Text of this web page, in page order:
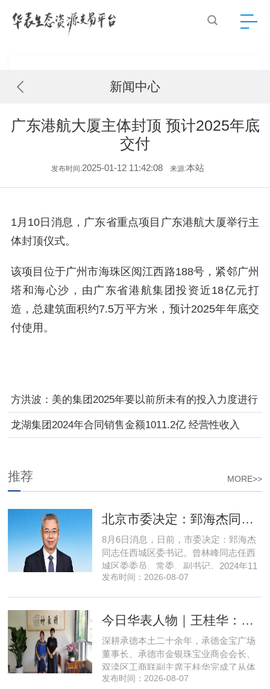
新闻中心
广东港航大厦主体封顶 预计2025年底
交付
发布时间:2025-01-12 11:42:08 来源:本站
1月10日消息，广东省重点项目广东港航大厦举行主
体封顶仪式。
该项目位于广州市海珠区阅江西路188号，紧邻广州
塔和海心沙，由广东省港航集团投资近18亿元打
造，总建筑面积约7.5万平方米，预计2025年年底交
付使用。
方洪波：美的集团2025年要以前所未有的投入力度进行
全球突破
龙湖集团2024年合同销售金额1011.2亿 经营性收入
MORE>>
推荐
8月6日消息，日前，市委决定：郅海杰
同志任西城区委书记。曾林峰同志任西
城区委委员、常委、副书记。2024年11
月，郅海杰任北京市西城区委副书记，
记、区长。至此番履新。郅海杰，男，
职研究生，中共党员。曾任北京
发布时间：2026-08-07
深耕承德本土二十余年，承德金宝广场
董事长、承德市金银珠宝业商会会长、
双滦区工商联副主席王桂华完成了从体
制内从业者、玉石珠宝创业者，到地产
发布时间：2026-08-07